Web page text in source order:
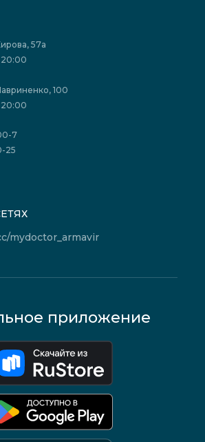
к сдаче анализов
программы
лицам
57а
100
7
25
mydoctor_armavir
приложение